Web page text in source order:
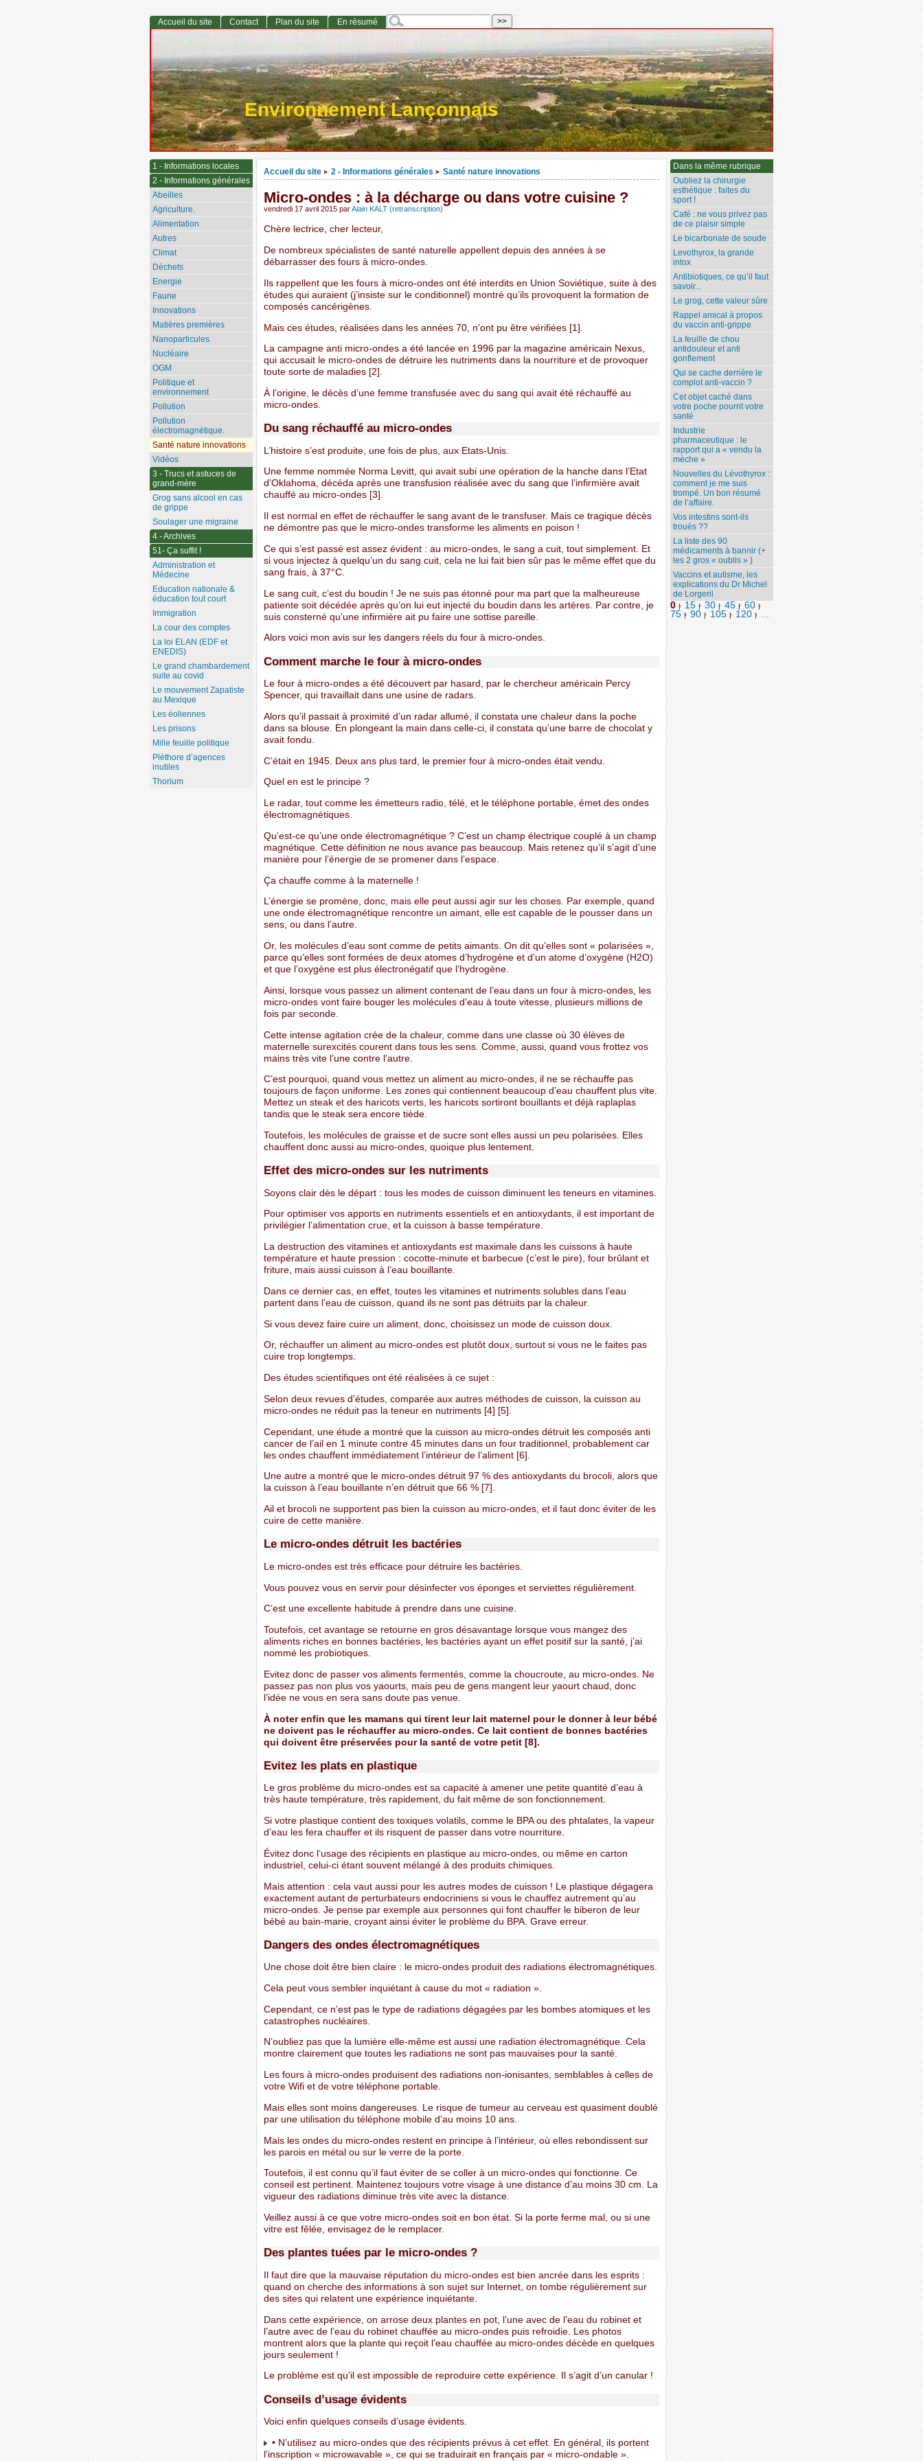
Environnement Lançonnais
Accueil du site > 2 - Informations générales > Santé nature innovations
Micro-ondes : à la décharge ou dans votre cuisine ?
vendredi 17 avril 2015 parAlain KALT (retranscription)
Chère lectrice, cher lecteur,
De nombreux spécialistes de santé naturelle appellent depuis des années à se
débarrasser des fours à micro-ondes.
Ils rappellent que les fours à micro-ondes ont été interdits en Union Soviétique, suite à des
études qui auraient (j’insiste sur le conditionnel) montré qu’ils provoquent la formation de
composés cancérigènes.
Mais ces études, réalisées dans les années 70, n’ont pu être vérifiées [1].
La campagne anti micro-ondes a été lancée en 1996 par la magazine américain Nexus,
qui accusait le micro-ondes de détruire les nutriments dans la nourriture et de provoquer
toute sorte de maladies [2].
À l’origine, le décès d’une femme transfusée avec du sang qui avait été réchauffé au
micro-ondes.
Du sang réchauffé au micro-ondes
L’histoire s’est produite, une fois de plus, aux Etats-Unis.
Une femme nommée Norma Levitt, qui avait subi une opération de la hanche dans l’Etat
d’Oklahoma, décéda après une transfusion réalisée avec du sang que l’infirmière avait
chauffé au micro-ondes [3].
Il est normal en effet de réchauffer le sang avant de le transfuser. Mais ce tragique décès
ne démontre pas que le micro-ondes transforme les aliments en poison !
Ce qui s’est passé est assez évident : au micro-ondes, le sang a cuit, tout simplement. Et
si vous injectez à quelqu’un du sang cuit, cela ne lui fait bien sûr pas le même effet que du
sang frais, à 37°C.
Le sang cuit, c’est du boudin ! Je ne suis pas étonné pour ma part que la malheureuse
patiente soit décédée après qu’on lui eut injecté du boudin dans les artères. Par contre, je
suis consterné qu’une infirmière ait pu faire une sottise pareille.
Alors voici mon avis sur les dangers réels du four à micro-ondes.
Comment marche le four à micro-ondes
Le four à micro-ondes a été découvert par hasard, par le chercheur américain Percy
Spencer, qui travaillait dans une usine de radars.
Alors qu’il passait à proximité d’un radar allumé, il constata une chaleur dans la poche
dans sa blouse. En plongeant la main dans celle-ci, il constata qu’une barre de chocolat y
avait fondu.
C’était en 1945. Deux ans plus tard, le premier four à micro-ondes était vendu.
Quel en est le principe ?
Le radar, tout comme les émetteurs radio, télé, et le téléphone portable, émet des ondes
électromagnétiques.
Qu’est-ce qu’une onde électromagnétique ? C’est un champ électrique couplé à un champ
magnétique. Cette définition ne nous avance pas beaucoup. Mais retenez qu’il s’agit d’une
manière pour l’énergie de se promener dans l’espace.
Ça chauffe comme à la maternelle !
L’énergie se promène, donc, mais elle peut aussi agir sur les choses. Par exemple, quand
une onde électromagnétique rencontre un aimant, elle est capable de le pousser dans un
sens, ou dans l’autre.
Or, les molécules d’eau sont comme de petits aimants. On dit qu’elles sont « polarisées »,
parce qu’elles sont formées de deux atomes d’hydrogène et d’un atome d’oxygène (H2O)
et que l’oxygène est plus électronégatif que l’hydrogène.
Ainsi, lorsque vous passez un aliment contenant de l’eau dans un four à micro-ondes, les
micro-ondes vont faire bouger les molécules d’eau à toute vitesse, plusieurs millions de
fois par seconde.
Cette intense agitation crée de la chaleur, comme dans une classe où 30 élèves de
maternelle surexcités courent dans tous les sens. Comme, aussi, quand vous frottez vos
mains très vite l’une contre l’autre.
C’est pourquoi, quand vous mettez un aliment au micro-ondes, il ne se réchauffe pas
toujours de façon uniforme. Les zones qui contiennent beaucoup d’eau chauffent plus vite.
Mettez un steak et des haricots verts, les haricots sortiront bouillants et déjà raplaplas
tandis que le steak sera encore tiède.
Toutefois, les molécules de graisse et de sucre sont elles aussi un peu polarisées. Elles
chauffent donc aussi au micro-ondes, quoique plus lentement.
Effet des micro-ondes sur les nutriments
Soyons clair dès le départ : tous les modes de cuisson diminuent les teneurs en vitamines.
Pour optimiser vos apports en nutriments essentiels et en antioxydants, il est important de
privilégier l’alimentation crue, et la cuisson à basse température.
La destruction des vitamines et antioxydants est maximale dans les cuissons à haute
température et haute pression : cocotte-minute et barbecue (c’est le pire), four brûlant et
friture, mais aussi cuisson à l’eau bouillante.
Dans ce dernier cas, en effet, toutes les vitamines et nutriments solubles dans l’eau
partent dans l’eau de cuisson, quand ils ne sont pas détruits par la chaleur.
Si vous devez faire cuire un aliment, donc, choisissez un mode de cuisson doux.
Or, réchauffer un aliment au micro-ondes est plutôt doux, surtout si vous ne le faites pas
cuire trop longtemps.
Des études scientifiques ont été réalisées à ce sujet :
Selon deux revues d’études, comparée aux autres méthodes de cuisson, la cuisson au
micro-ondes ne réduit pas la teneur en nutriments [4] [5].
Cependant, une étude a montré que la cuisson au micro-ondes détruit les composés anti
cancer de l’ail en 1 minute contre 45 minutes dans un four traditionnel, probablement car
les ondes chauffent immédiatement l’intérieur de l’aliment [6].
Une autre a montré que le micro-ondes détruit 97 % des antioxydants du brocoli, alors que
la cuisson à l’eau bouillante n’en détruit que 66 % [7].
Ail et brocoli ne supportent pas bien la cuisson au micro-ondes, et il faut donc éviter de les
cuire de cette manière.
Le micro-ondes détruit les bactéries
Le micro-ondes est très efficace pour détruire les bactéries.
Vous pouvez vous en servir pour désinfecter vos éponges et serviettes régulièrement.
C’est une excellente habitude à prendre dans une cuisine.
Toutefois, cet avantage se retourne en gros désavantage lorsque vous mangez des
aliments riches en bonnes bactéries, les bactéries ayant un effet positif sur la santé, j’ai
nommé les probiotiques.
Evitez donc de passer vos aliments fermentés, comme la choucroute, au micro-ondes. Ne
passez pas non plus vos yaourts, mais peu de gens mangent leur yaourt chaud, donc
l’idée ne vous en sera sans doute pas venue.
À noter enfin que les mamans qui tirent leur lait maternel pour le donner à leur bébé
ne doivent pas le réchauffer au micro-ondes. Ce lait contient de bonnes bactéries
qui doivent être préservées pour la santé de votre petit [8].
Evitez les plats en plastique
Le gros problème du micro-ondes est sa capacité à amener une petite quantité d’eau à
très haute température, très rapidement, du fait même de son fonctionnement.
Si votre plastique contient des toxiques volatils, comme le BPA ou des phtalates, la vapeur
d’eau les fera chauffer et ils risquent de passer dans votre nourriture.
Évitez donc l’usage des récipients en plastique au micro-ondes, ou même en carton
industriel, celui-ci étant souvent mélangé à des produits chimiques.
Mais attention : cela vaut aussi pour les autres modes de cuisson ! Le plastique dégagera
exactement autant de perturbateurs endocriniens si vous le chauffez autrement qu’au
micro-ondes. Je pense par exemple aux personnes qui font chauffer le biberon de leur
bébé au bain-marie, croyant ainsi éviter le problème du BPA. Grave erreur.
Dangers des ondes électromagnétiques
Une chose doit être bien claire : le micro-ondes produit des radiations électromagnétiques.
Cela peut vous sembler inquiétant à cause du mot « radiation ».
Cependant, ce n’est pas le type de radiations dégagées par les bombes atomiques et les
catastrophes nucléaires.
N’oubliez pas que la lumière elle-même est aussi une radiation électromagnétique. Cela
montre clairement que toutes les radiations ne sont pas mauvaises pour la santé.
Les fours à micro-ondes produisent des radiations non-ionisantes, semblables à celles de
votre Wifi et de votre téléphone portable.
Mais elles sont moins dangereuses. Le risque de tumeur au cerveau est quasiment doublé
par une utilisation du téléphone mobile d’au moins 10 ans.
Mais les ondes du micro-ondes restent en principe à l’intérieur, où elles rebondissent sur
les parois en métal ou sur le verre de la porte.
Toutefois, il est connu qu’il faut éviter de se coller à un micro-ondes qui fonctionne. Ce
conseil est pertinent. Maintenez toujours votre visage à une distance d’au moins 30 cm. La
vigueur des radiations diminue très vite avec la distance.
Veillez aussi à ce que votre micro-ondes soit en bon état. Si la porte ferme mal, ou si une
vitre est fêlée, envisagez de le remplacer.
Des plantes tuées par le micro-ondes ?
Il faut dire que la mauvaise réputation du micro-ondes est bien ancrée dans les esprits :
quand on cherche des informations à son sujet sur Internet, on tombe régulièrement sur
des sites qui relatent une expérience inquiétante.
Dans cette expérience, on arrose deux plantes en pot, l’une avec de l’eau du robinet et
l’autre avec de l’eau du robinet chauffée au micro-ondes puis refroidie. Les photos
montrent alors que la plante qui reçoit l’eau chauffée au micro-ondes décède en quelques
jours seulement !
Le problème est qu’il est impossible de reproduire cette expérience. Il s’agit d’un canular !
Conseils d’usage évidents
Voici enfin quelques conseils d’usage évidents.
• N’utilisez au micro-ondes que des récipients prévus à cet effet. En général, ils portent
l’inscription « microwavable », ce qui se traduirait en français par « micro-ondable ».
Dans la même rubrique
Oubliez la chirurgie
esthétique : faites du
sport !
Café : ne vous privez pas
de ce plaisir simple
Le bicarbonate de soude
Levothyrox, la grande
intox
Antibiotiques, ce qu’il faut
savoir...
Le grog, cette valeur sûre
Rappel amical à propos
du vaccin anti-grippe
La feuille de chou
antidouleur et anti
gonflement
Qui se cache derrière le
complot anti-vaccin ?
Cet objet caché dans
votre poche pourrit votre
santé
Industrie
pharmaceutique : le
rapport qui a « vendu la
mèche »
Nouvelles du Lévothyrox :
comment je me suis
trompé. Un bon résumé
de l’affaire.
Vos intestins sont-ils
troués ??
La liste des 90
médicaments à bannir (+
les 2 gros « oublis » )
Vaccins et autisme, les
explications du Dr Michel
de Lorgeril
0 | 15 | 30 | 45 | 60 |
75 | 90 | 105 | 120 | ...
Accueil du site Contact Plan du site En résumé
1 - Informations locales
2 - Informations générales
Abeilles
Agriculture.
Alimentation
Autres
Climat
Déchets
Energie
Faune
Innovations
Matières premières
Nanoparticules.
Nucléaire
OGM
Politique et
environnement
Pollution
Pollution
électromagnétique.
Santé nature innovations
Vidéos
3 - Trucs et astuces de
grand-mère
Grog sans alcool en cas
de grippe
Soulager une migraine
4 - Archives
51- Ça suffit !
Administration et
Médecine
Education nationale &
éducation tout court
Immigration
La cour des comptes
La loi ELAN (EDF et
ENEDIS)
Le grand chambardement
suite au covid
Le mouvement Zapatiste
au Mexique
Les éoliennes
Les prisons
Mille feuille politique
Pléthore d’agences
inutiles
Thorium